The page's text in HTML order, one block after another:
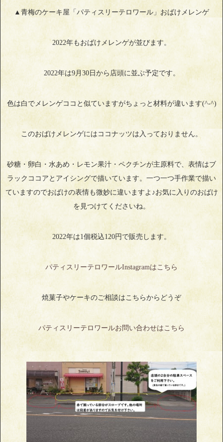
▲青梅のケーキ屋「パティスリーテロワール」おばけメレンゲ
2022年もおばけメレンゲが並びます。
2022年は9月30日から店頭に並ぶ予定です。
色は白でメレンゲココと似ていますがちょっと材料が違います(^-^)
このおばけメレンゲにはココナッツは入っておりません。
砂糖・卵白・水あめ・レモン果汁・ペクチンが主原料で、表情はブ
ラックココアとアイシングで描いています。一つ一つ手作業で描い
ていますのでおばけの表情も微妙に違いますよ♪お気に入りのおばけ
を見つけてくださいね。
2022年は1個税込120円で販売します。
パティスリーテロワールInstagramはこちら
焼菓子やケーキのご相談はこちらからどうぞ
パティスリーテロワールお問い合わせはこちら